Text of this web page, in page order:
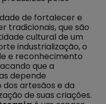
de fortalecer e
tradicionais, que são
cultural de um
industrialização, o
e reconhecimento
que a
depende
artesãos e da
de suas criações.